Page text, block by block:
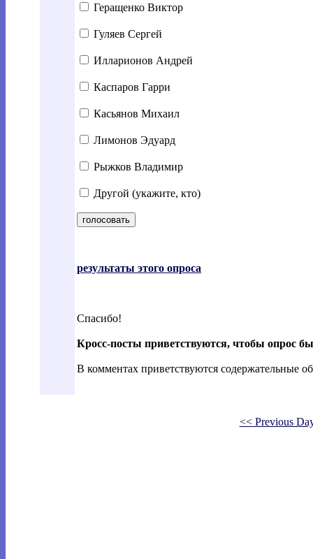
Геращенко Виктор
Гуляев Сергей
Илларионов Андрей
Каспаров Гарри
Касьянов Михаил
Лимонов Эдуард
Рыжков Владимир
Другой (укажите, кто)
результаты этого опроса
Спасибо!
Кросс-посты приветствуются, чтобы опрос
В комментах приветствуются содержательные
<< Previous